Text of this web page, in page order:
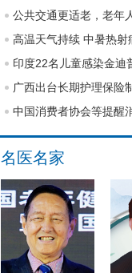
公共交通更适老，老年
印度22名儿童感染金迪
广西出台长期护理保险
中国消费者协会等提醒
名医名家